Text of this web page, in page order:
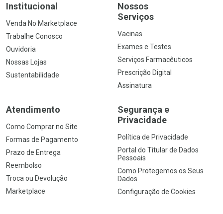
Institucional
Venda No Marketplace
Trabalhe Conosco
Ouvidoria
Nossas Lojas
Sustentabilidade
Nossos
Serviços
Vacinas
Exames e Testes
Serviços Farmacêuticos
Prescrição Digital
Assinatura
Atendimento
Como Comprar no Site
Formas de Pagamento
Prazo de Entrega
Reembolso
Troca ou Devolução
Marketplace
Segurança e
Privacidade
Política de Privacidade
Portal do Titular de Dados
Pessoais
Como Protegemos os Seus
Dados
Configuração de Cookies